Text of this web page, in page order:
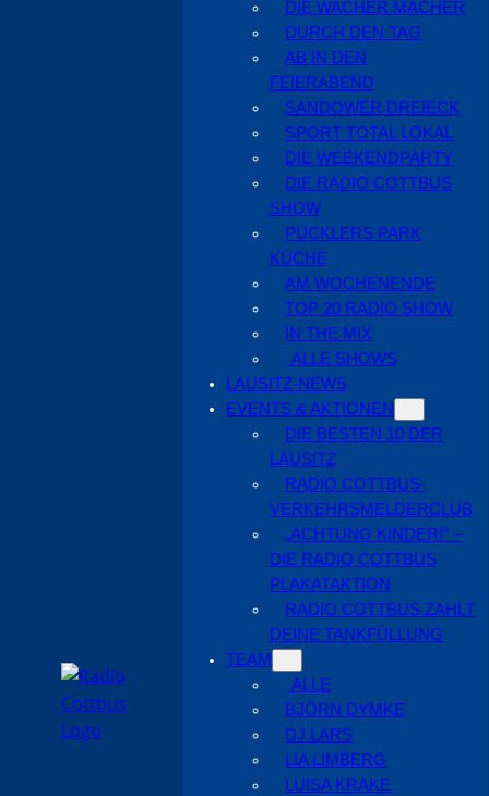
DIE WACHER MACHER
DURCH DEN TAG
AB IN DEN
FEIERABEND
SANDOWER DREIECK
SPORT TOTAL LOKAL
DIE WEEKENDPARTY
DIE RADIO COTTBUS
SHOW
PÜCKLERS PARK
KÜCHE
AM WOCHENENDE
TOP 20 RADIO SHOW
IN THE MIX
ALLE SHOWS
LAUSITZ-NEWS
EVENTS & AKTIONEN
DIE BESTEN 10 DER
LAUSITZ
RADIO COTTBUS-
VERKEHRSMELDERCLUB
„ACHTUNG KINDER!“ –
DIE RADIO COTTBUS
PLAKATAKTION
RADIO COTTBUS ZAHLT
DEINE TANKFÜLLUNG
TEAM
ALLE
BJÖRN DYMKE
DJ LARS
LIA LIMBERG
LUISA KRAKE